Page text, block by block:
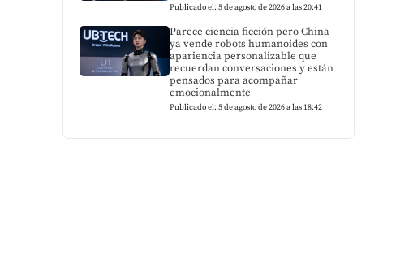
Publicado el: 5 de agosto de 2026 a las 20:41
Parece ciencia ficción pero China
ya vende robots humanoides con
apariencia personalizable que
recuerdan conversaciones y están
pensados para acompañar
emocionalmente
Publicado el: 5 de agosto de 2026 a las 18:42